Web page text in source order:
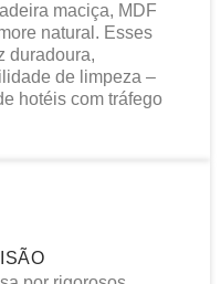
maciça, MDF
natural. Esses
duradoura,
de limpeza –
hotéis com tráfego